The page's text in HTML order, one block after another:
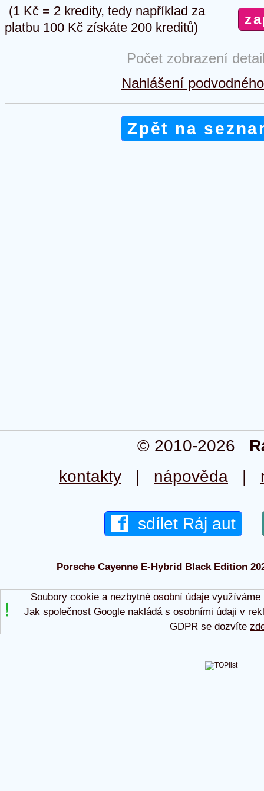
(1 Kč = 2 kredity, tedy například za
platbu 100 Kč získáte 200 kreditů)
Počet zobrazení
Nahlášení
Zpět na
© 2010-2026
kontakty | nápověda |
sdílet Ráj aut
Porsche Cayenne E-Hybrid Black Edition
Soubory cookie a nezbytné osobní údajevyužíváme
Jak společnost Google nakládá s osobními údaji v
GDPR se dozvíte